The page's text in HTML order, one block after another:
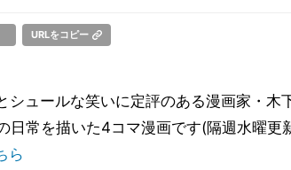
URLをコピー
シュールな笑いに定評のある漫画家・木
日常を描いた4コマ漫画です(隔週水曜更
ら